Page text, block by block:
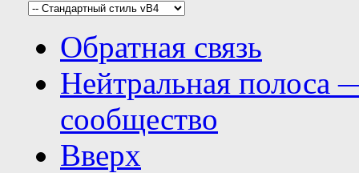
Обратная связь
Нейтральная полоса
сообщество
Вверх